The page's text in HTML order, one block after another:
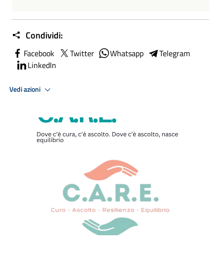
Condividi:
Facebook Twitter Whatsapp
Telegram
LinkedIn
Vedi azioni